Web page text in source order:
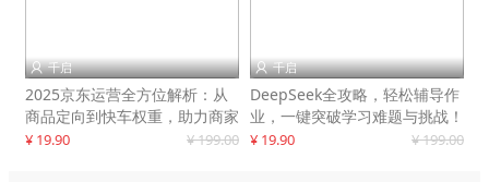
 千启
2025京东运营全方位解析：从
商品定向到快车权重，助力商家
打造爆款商品
¥ 19.90 ¥ 199.00
 千启
DeepSeek全攻略，轻松辅导作
业，一键突破学习难题与挑战！
¥ 19.90 ¥ 199.00